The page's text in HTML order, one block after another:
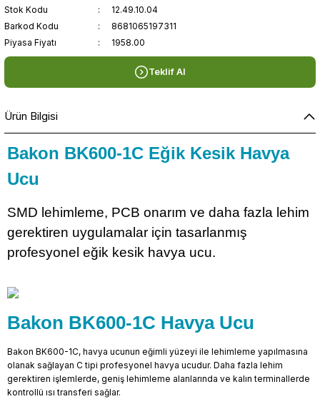
Stok Kodu
12.49.10.04
Barkod Kodu
8681065197311
Piyasa Fiyatı
1958.00
Teklif Al
Ürün Bilgisi
Bakon BK600-1C Eğik Kesik Havya
Ucu
SMD lehimleme, PCB onarım ve daha fazla lehim
gerektiren uygulamalar için tasarlanmış
profesyonel eğik kesik havya ucu.
Bakon BK600-1C Havya Ucu
Bakon BK600-1C, havya ucunun eğimli yüzeyi ile lehimleme yapılmasına
olanak sağlayan C tipi profesyonel havya ucudur. Daha fazla lehim
gerektiren işlemlerde, geniş lehimleme alanlarında ve kalın terminallerde
kontrollü ısı transferi sağlar.